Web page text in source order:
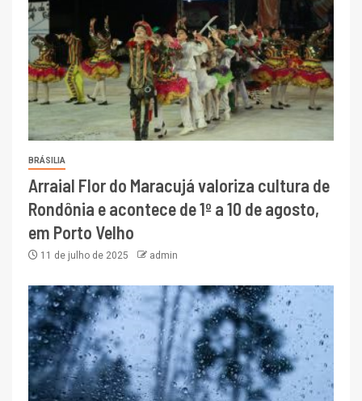
BRÁSILIA
Arraial Flor do Maracujá valoriza cultura de
Rondônia e acontece de 1º a 10 de agosto,
em Porto Velho
11 de julho de 2025 admin